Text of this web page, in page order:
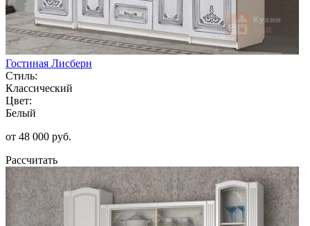
Гостиная Лисберн
Стиль:
Классический
Цвет:
Белый
от 48 000 руб.
Рассчитать